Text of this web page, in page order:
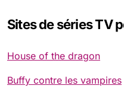
Sites de séries TV
House of the dragon
Buffy contre les vampires